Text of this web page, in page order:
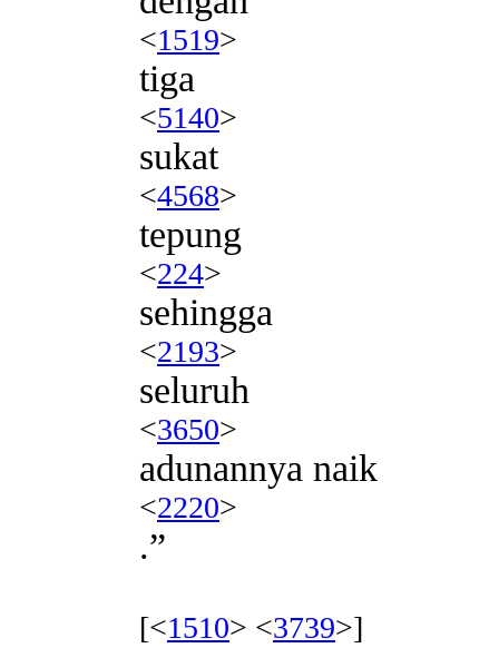
<1519>
tiga
<5140>
sukat
<4568>
tepung
<224>
sehingga
<2193>
seluruh
<3650>
adunannya naik
<2220>
.”
[<1510> <3739>]